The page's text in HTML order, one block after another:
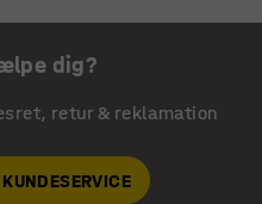
Stort
Hos AJ
af stole
dig?
retur & reklamation